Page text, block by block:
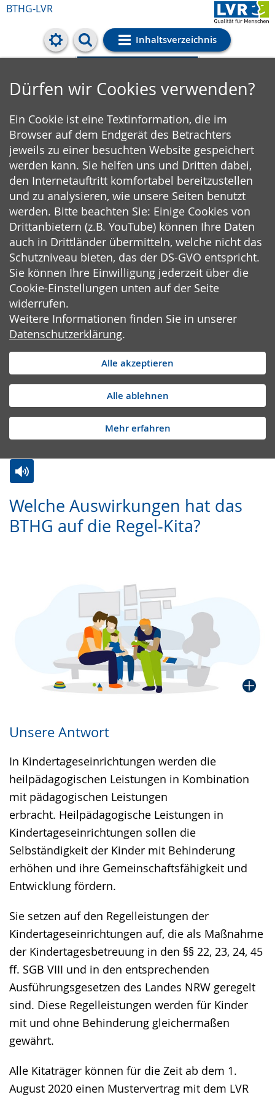
BTHG-LVR
Inhaltsverzeichnis
Cookie-Einstellungen
Dürfen wir Cookies verwenden?
Ein Cookie ist eine Textinformation, die im
Browser auf dem Endgerät des Betrachters
jeweils zu einer besuchten Website gespeichert
werden kann. Sie helfen uns und Dritten dabei,
den Internetauftritt komfortabel bereitzustellen
und zu analysieren, wie unsere Seiten benutzt
werden. Bitte beachten Sie: Einige Cookies von
Drittanbietern (z.B. YouTube) können Ihre Daten
auch in Drittländer übermitteln, welche nicht das
Schutzniveau bieten, das der DS-GVO entspricht.
Sie können Ihre Einwilligung jederzeit über die
Cookie-Einstellungen unten auf der Seite
widerrufen.
Weitere Informationen finden Sie in unserer
Datenschutzerklärung.
Alle akzeptieren
Alle ablehnen
Mehr erfahren
Welche Auswirkungen hat das
BTHG auf die Regel-Kita?
Unsere Antwort
In Kindertageseinrichtungen werden die
heilpädagogischen Leistungen in Kombination
mit pädagogischen Leistungen
erbracht. Heilpädagogische Leistungen in
Kindertageseinrichtungen sollen die
Selbständigkeit der Kinder mit Behinderung
erhöhen und ihre Gemeinschaftsfähigkeit und
Entwicklung fördern.
Sie setzen auf den Regelleistungen der
Kindertageseinrichtungen auf, die als Maßnahme
der Kindertagesbetreuung in den §§ 22, 23, 24, 45
ff. SGB VIII und in den entsprechenden
Ausführungsgesetzen des Landes NRW geregelt
sind. Diese Regelleistungen werden für Kinder
mit und ohne Behinderung gleichermaßen
gewährt.
Alle Kitaträger können für die Zeit ab dem 1.
August 2020 einen Mustervertrag mit dem LVR
Leichten
Sprache
Audio-
Unterstützung.
Video
in